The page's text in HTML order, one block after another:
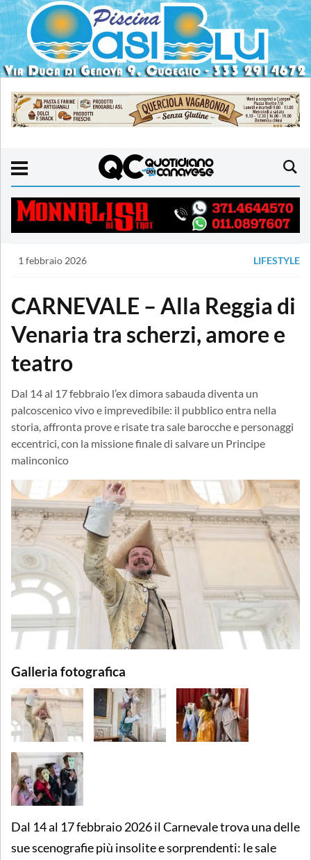
1 febbraio 2026 LIFESTYLE
CARNEVALE – Alla Reggia di
Venaria tra scherzi, amore e
teatro
Dal 14 al 17 febbraio l’ex dimora sabauda diventa un
palcoscenico vivo e imprevedibile: il pubblico entra nella
storia, affronta prove e risate tra sale barocche e personaggi
eccentrici, con la missione finale di salvare un Principe
malinconico
Galleria fotografica
Dal 14 al 17 febbraio 2026 il Carnevale trova una delle
sue scenografie più insolite e sorprendenti: le sale